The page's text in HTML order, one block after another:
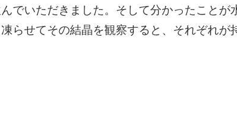
いただきました。そして分かったことが
らせてその結晶を観察すると、それぞれが